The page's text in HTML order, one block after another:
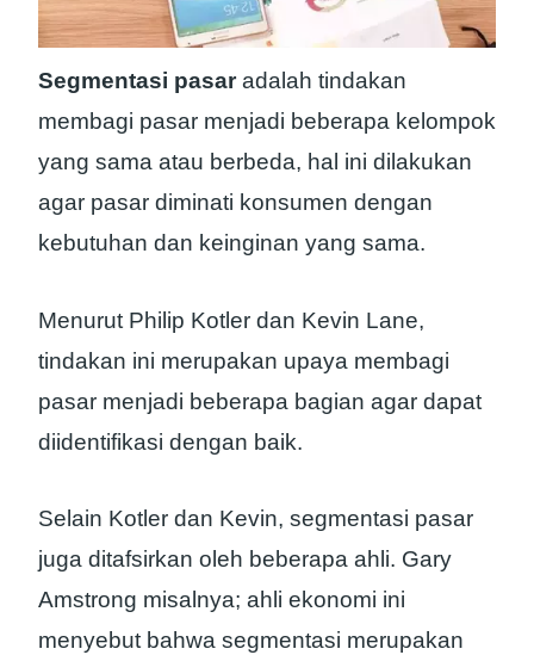
Segmentasi pasaradalah tindakan
membagi pasar menjadi beberapa kelompok
yang sama atau berbeda, hal ini dilakukan
agar pasar diminati konsumen dengan
kebutuhan dan keinginan yang sama.
Menurut Philip Kotler dan Kevin Lane,
tindakan ini merupakan upaya membagi
pasar menjadi beberapa bagian agar dapat
diidentifikasi dengan baik.
Selain Kotler dan Kevin, segmentasi pasar
juga ditafsirkan oleh beberapa ahli. Gary
Amstrong misalnya; ahli ekonomi ini
menyebut bahwa segmentasi merupakan